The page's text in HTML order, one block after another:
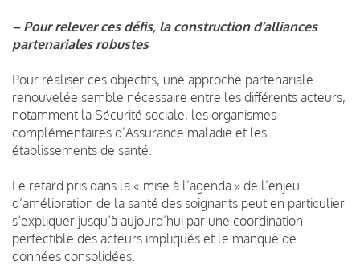
– Pour relever ces défis, la construction d’alliances
partenariales robustes
Pour réaliser ces objectifs, une approche partenariale
renouvelée semble nécessaire entre les différents acteurs,
notamment la Sécurité sociale, les organismes
complémentaires d’Assurance maladie et les
établissements de santé.
Le retard pris dans la « mise à l’agenda » de l’enjeu
d’amélioration de la santé des soignants peut en particulier
s’expliquer jusqu’à aujourd’hui par une coordination
perfectible des acteurs impliqués et le manque de
données consolidées.